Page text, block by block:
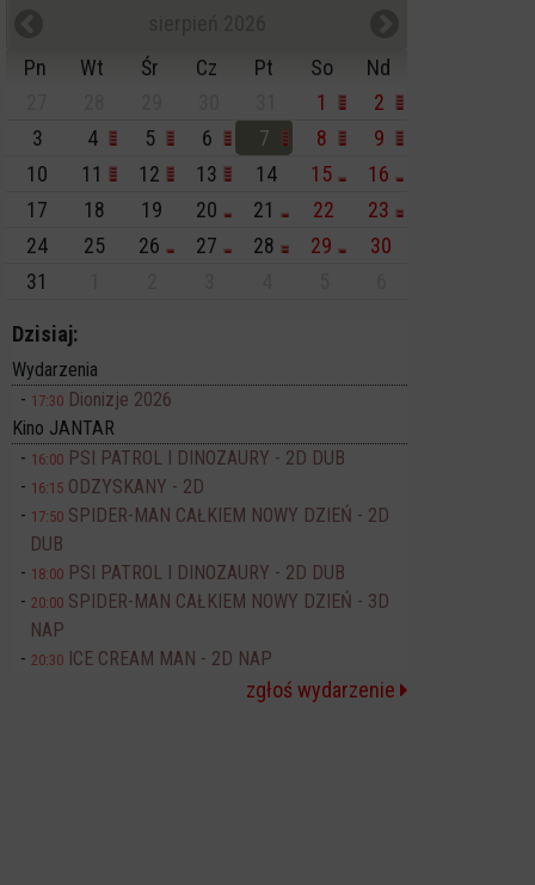
Pn
Wt Śr Cz Pt So
Nd
1
2
3
4 5 6 7 8
9
10
11 12 13 14 15
16
17
18 19 20 21 22
23
24
25 26 27 28 29
30
31
Dzisiaj:
Wydarzenia
17:30 Dionizje 2026
Kino JANTAR
16:00 PSI PATROL I DINOZAURY - 2D DUB
16:15 ODZYSKANY - 2D
17:50 SPIDER-MAN CAŁKIEM NOWY DZIEŃ - 2D
DUB
18:00 PSI PATROL I DINOZAURY - 2D DUB
20:00 SPIDER-MAN CAŁKIEM NOWY DZIEŃ - 3D
NAP
20:30 ICE CREAM MAN - 2D NAP
zgłoś wydarzenie